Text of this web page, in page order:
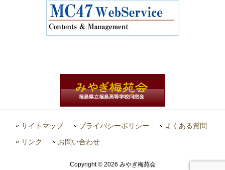
サイトマップ プライバシーポリシー よくある質問
リンク お問い合わせ
Copyright © 2026 みやぎ梅苑会